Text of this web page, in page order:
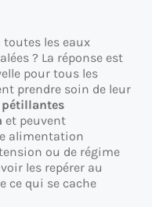
toutes les eaux
? La réponse est
pour tous les
prendre soin de leur
pétillantes
et peuvent
alimentation
ou de régime
les repérer au
ce qui se cache